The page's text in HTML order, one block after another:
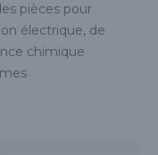
pièces pour
électrique, de
chimique